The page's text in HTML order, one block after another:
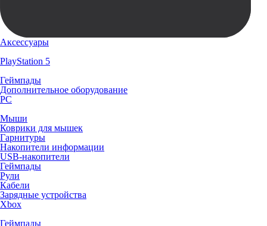
Аксессуары
PlayStation 5
Геймпады
Дополнительное оборудование
PC
Мыши
Коврики для мышек
Гарнитуры
Накопители информации
USB-накопители
Геймпады
Рули
Кабели
Зарядные устройства
Xbox
Геймпады